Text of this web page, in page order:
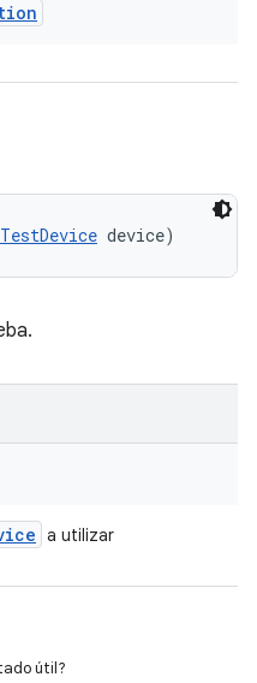
device)
a utilizar
útil?